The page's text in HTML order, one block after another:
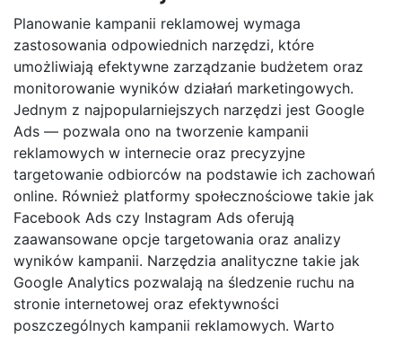
Planowanie kampanii reklamowej wymaga
zastosowania odpowiednich narzędzi, które
umożliwiają efektywne zarządzanie budżetem oraz
monitorowanie wyników działań marketingowych.
Jednym z najpopularniejszych narzędzi jest Google
Ads — pozwala ono na tworzenie kampanii
reklamowych w internecie oraz precyzyjne
targetowanie odbiorców na podstawie ich zachowań
online. Również platformy społecznościowe takie jak
Facebook Ads czy Instagram Ads oferują
zaawansowane opcje targetowania oraz analizy
wyników kampanii. Narzędzia analityczne takie jak
Google Analytics pozwalają na śledzenie ruchu na
stronie internetowej oraz efektywności
poszczególnych kampanii reklamowych. Warto